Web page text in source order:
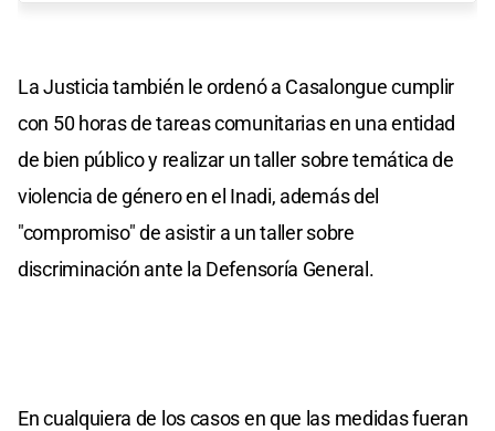
La Justicia también le ordenó a Casalongue cumplir
con 50 horas de tareas comunitarias en una entidad
de bien público y realizar un taller sobre temática de
violencia de género en el Inadi, además del
"compromiso" de asistir a un taller sobre
discriminación ante la Defensoría General.
En cualquiera de los casos en que las medidas fueran